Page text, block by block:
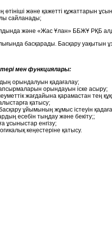
және қажетті құжаттарын
сайланады;
және «Жас Ұлан» ББЖҰ РҚБ
басқарады. Басқару уақытын
мен функциялары:
орындалуын қадағалау;
орындауын іске асыру;
жағдайына қарамастан тең
қатысу;
ұйымының жұмыс істеуін
есебін тыңдау және бекіту;;
ұсыныстар енгізу;
кеңестеріне қатысу.